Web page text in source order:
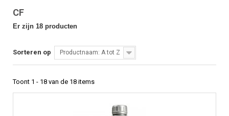
CF
Er zijn 18 producten
Sorteren op Productnaam: A tot Z
Toont 1 - 18 van de 18 items